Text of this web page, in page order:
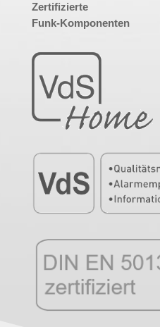
Zertifizierte
Funk-Komponenten